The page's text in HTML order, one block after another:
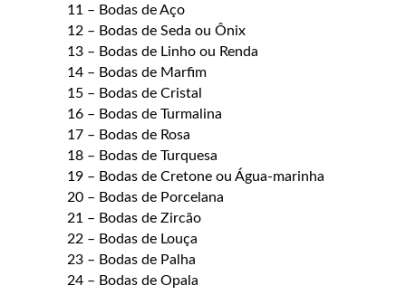
11 – Bodas de Aço
12 – Bodas de Seda ou Ônix
13 – Bodas de Linho ou Renda
14 – Bodas de Marfim
15 – Bodas de Cristal
16 – Bodas de Turmalina
17 – Bodas de Rosa
18 – Bodas de Turquesa
19 – Bodas de Cretone ou Água-marinha
20 – Bodas de Porcelana
21 – Bodas de Zircão
22 – Bodas de Louça
23 – Bodas de Palha
24 – Bodas de Opala